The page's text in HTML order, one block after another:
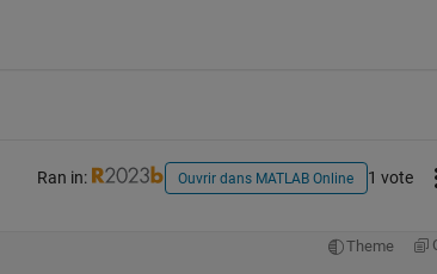
Ran in: Ouvrir dans MATLAB Online 1 vote
Theme